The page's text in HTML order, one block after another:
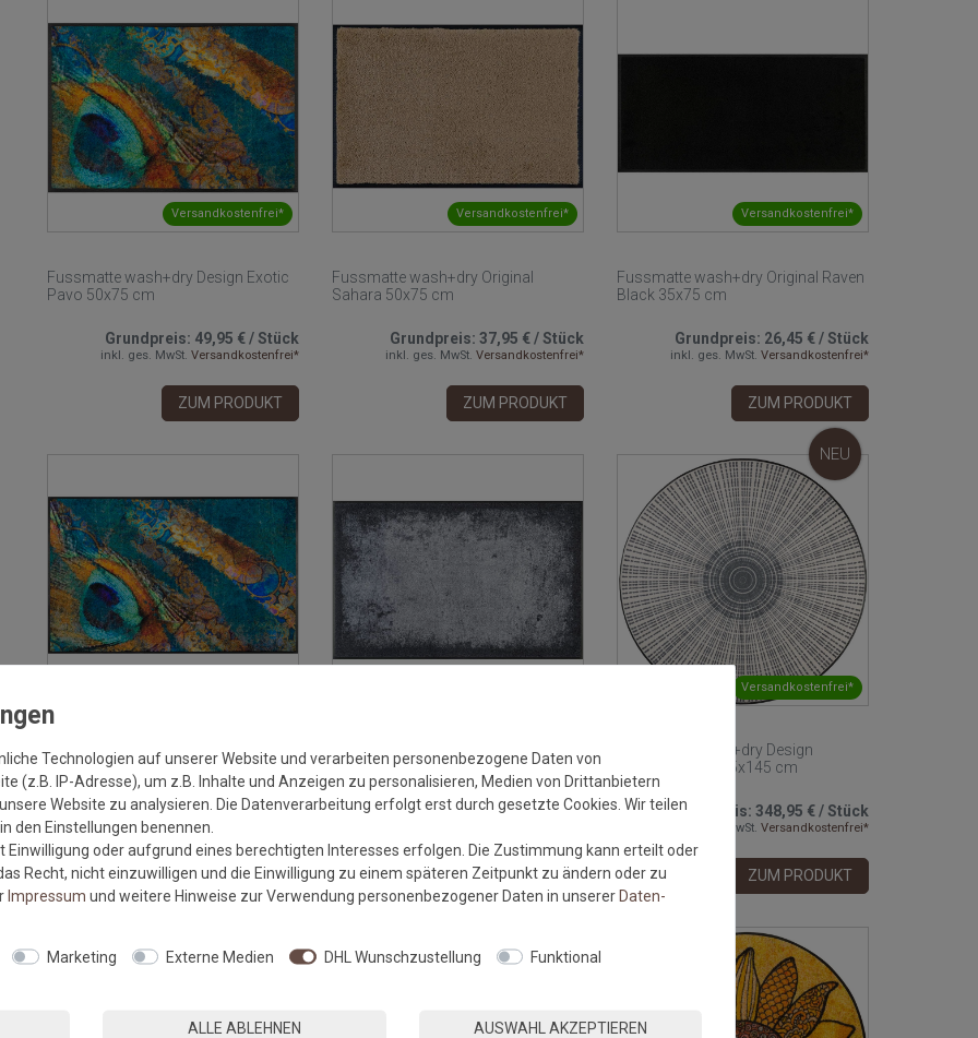
Versandkostenfrei*
Fussmatte wash+dry Design Exotic
Pavo 50x75 cm
Grundpreis: 49,95 €/Stück
inkl. ges. MwSt. Versandkostenfrei*
ZUM PRODUKT
Versandkostenfrei*
Fussmatte wash+dry Original
Sahara 50x75 cm
Grundpreis:37,95 €/Stück
inkl. ges. MwSt. Versandkostenfrei*
ZUM PRODUKT
Versandkostenfrei*
Fussmatte wash+dry Original Raven
Black 35x75 cm
Grundpreis: 26,45 €/Stück
inkl. ges. MwSt. Versandkostenfrei*
ZUM PRODUKT
Fussmatte wash+dry Design Exotic
Pavo 75x120 cm
Grundpreis:119,95 €/Stück
inkl. ges. MwSt. Versandkostenfrei*
ZUM PRODUKT
Fussmatte wash+dry Design
Shades of Grey 75x120 cm
Grundpreis:119,95 €/Stück
ZUM PRODUKT
Versandkostenfrei*
NEU
Fussmatte wash+dry Design
Cascara grey 145x145 cm
Grundpreis: 348,95 €/Stück
inkl. ges. MwSt. Versandkostenfrei*
ZUM PRODUKT
Technologien auf unserer Website und verarbeiten personenbezogene Daten von
(z.B. IP-Adresse), um z.B. Inhalte und Anzeigen zu personalisieren, Medien von Drittanbietern
Website zu analysieren. Die Datenverarbeitung erfolgt erst durch gesetzte Cookies. Wir teilen
den Einstellungen benennen.
Einwilligung oder aufgrund eines berechtigten Interesses erfolgen. Die Zustimmung kann erteilt oder
Recht, nicht einzuwilligen und die Einwilligung zu einem späteren Zeitpunkt zu ändern oder zu
Impressum und weitere Hinweise zur Verwendung personenbezogener Daten in unsererDaten­
Marketing Externe Medien DHL Wunschzustellung Funktional
ALLE ABLEHNEN AUSWAHL AKZEPTIEREN